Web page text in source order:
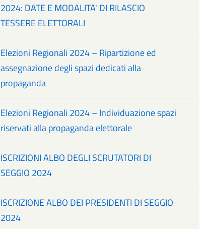
2024: DATE E MODALITA' DI RILASCIO
TESSERE ELETTORALI
Elezioni Regionali 2024 – Ripartizione ed
assegnazione degli spazi dedicati alla
propaganda
Elezioni Regionali 2024 – Individuazione spazi
riservati alla propaganda elettorale
ISCRIZIONI ALBO DEGLI SCRUTATORI DI
SEGGIO 2024
ISCRIZIONE ALBO DEI PRESIDENTI DI SEGGIO
2024